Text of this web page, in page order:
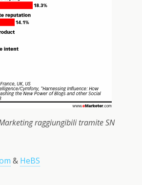
raggiungibili tramite SN
& HeBS